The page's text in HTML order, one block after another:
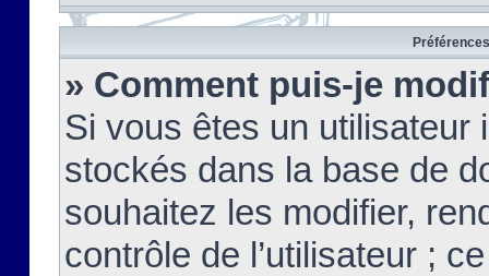
» Comment puis-je
Si vous êtes un
stockés dans la base de
souhaitez les modifier,
contrôle de l’utilisateur ;